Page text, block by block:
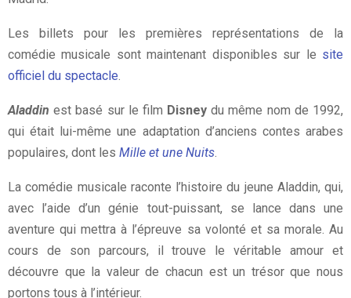
Les billets pour les premières représentations de la
comédie musicale sont maintenant disponibles sur le site
officiel du spectacle.
Aladdin est basé sur le film Disney du même nom de 1992,
qui était lui-même une adaptation d’anciens contes arabes
populaires, dont les Mille et une Nuits.
La comédie musicale raconte l’histoire du jeune Aladdin, qui,
avec l’aide d’un génie tout-puissant, se lance dans une
aventure qui mettra à l’épreuve sa volonté et sa morale. Au
cours de son parcours, il trouve le véritable amour et
découvre que la valeur de chacun est un trésor que nous
portons tous à l’intérieur.